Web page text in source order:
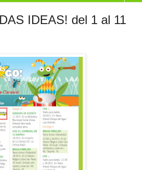
IDEAS! del 1 al 11